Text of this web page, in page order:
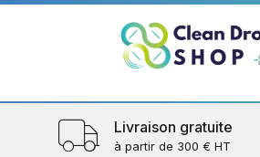
Livraison gratuite
à partir de 300 € HT